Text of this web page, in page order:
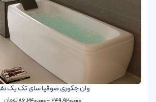
وان جکوزی صوفیا سای تک یک نفره
تومان